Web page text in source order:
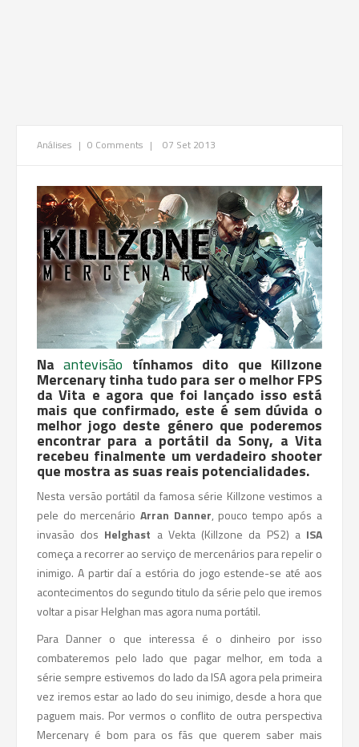
Análises | 0 Comments | 07 Set 2013
Naantevisão tínhamos dito que Killzone
Mercenary tinha tudo para ser o melhor FPS
da Vita e agora que foi lançado isso está
mais que confirmado, este é sem dúvida o
melhor jogo deste género que poderemos
encontrar para a portátil da Sony, a Vita
recebeu finalmente um verdadeiro shooter
que mostra as suas reais potencialidades.
Nesta versão portátil da famosa série Killzone vestimos a
pele do mercenário Arran Danner, pouco tempo após a
invasão dos Helghast a Vekta (Killzone da PS2) a ISA
começa a recorrer ao serviço de mercenários para repelir o
inimigo. A partir daí a estória do jogo estende-se até aos
acontecimentos do segundo titulo da série pelo que iremos
voltar a pisar Helghan mas agora numa portátil.
Para Danner o que interessa é o dinheiro por isso
combateremos pelo lado que pagar melhor, em toda a
série sempre estivemos do lado da ISA agora pela primeira
vez iremos estar ao lado do seu inimigo, desde a hora que
paguem mais. Por vermos o conflito de outra perspectiva
Mercenary é bom para os fãs que querem saber mais